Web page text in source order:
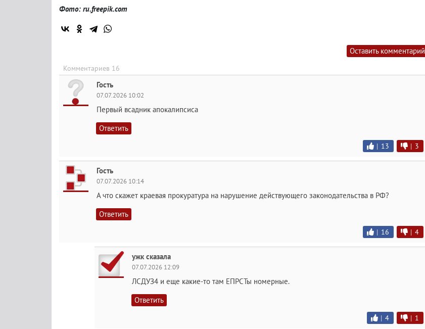
Фото: ru.freepik.com
Оставить комментарий
Комментариев 16
Гость
07.07.2026 10:02
Первый всадник апокалипсиса
Ответить
| 13 | 3
Гость
07.07.2026 10:14
А что скажет краевая прокуратура на нарушение действующего законодательства в РФ?
Ответить
| 16 | 4
ужк сказала
07.07.2026 12:09
ЛСДУЗ4 и еще какие-то там ЕПРСТы номерные.
Ответить
| 4 | 1